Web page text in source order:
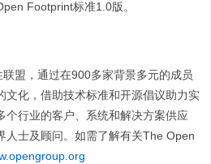
Footprint标准1.0版。
盟，通过在900多家背景多元的成员
文化，借助技术标准和开源倡议助力实
个行业的客户、系统和解决方案供应
人士及顾问。如需了解有关The Open